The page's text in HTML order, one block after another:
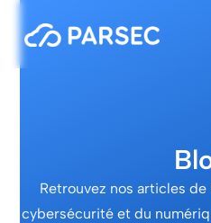
Retrouvez nos articles
cybersécurité et du